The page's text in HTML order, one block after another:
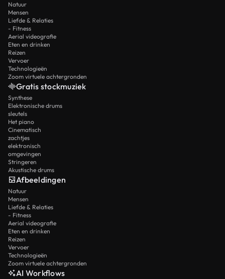
Natuur
Mensen
Liefde & Relaties
- Fitness
Aerial videografie
Eten en drinken
Reizen
Vervoer
Technologieën
Zoom virtuele achtergronden
Gratis stockmuziek
Synthese
Elektronische drums
sleutels
Het piano
Cinematisch
zachtjes
elektronisch
omgevingen
Stringeren
Akustische drums
Afbeeldingen
Natuur
Mensen
Liefde & Relaties
- Fitness
Aerial videografie
Eten en drinken
Reizen
Vervoer
Technologieën
Zoom virtuele achtergronden
AI Workflows